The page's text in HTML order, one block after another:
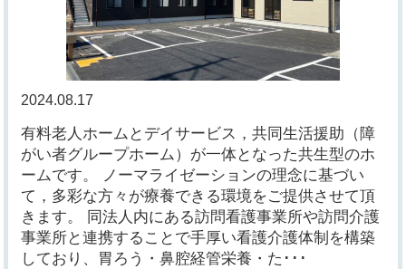
2024.08.17
有料老人ホームとデイサービス，共同生活援助（障
がい者グループホーム）が一体となった共生型のホ
ームです。 ノーマライゼーションの理念に基づい
て，多彩な方々が療養できる環境をご提供させて頂
きます。 同法人内にある訪問看護事業所や訪問介護
事業所と連携することで手厚い看護介護体制を構築
しており、胃ろう・鼻腔経管栄養・た･･･